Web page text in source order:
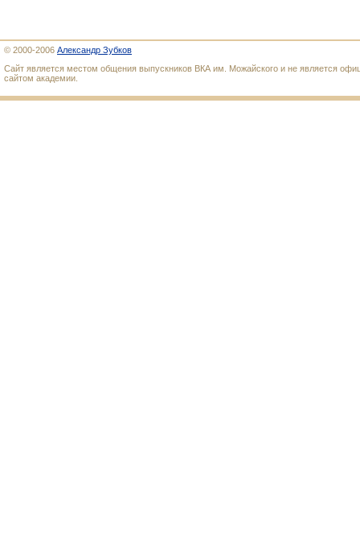
© 2000-2006 Александр Зубков
Сайт является местом общения выпускников ВКА им. Можайского и не является
сайтом академии.